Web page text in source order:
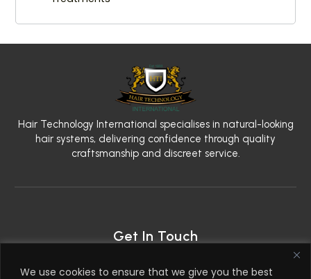
We use cookies to ensure that we give you the best
Hair Technology International specialises in natural-looking
hair systems, delivering confidence through quality
craftsmanship and discreet service.
Get In Touch
2nd Floor, 79 West Regent Street, Glasgow G2 2AW